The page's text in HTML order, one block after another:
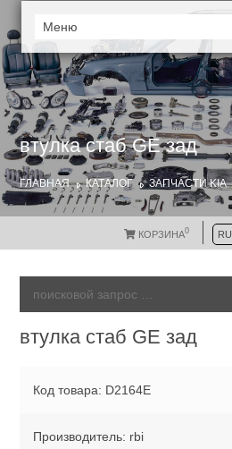
втулка стаб GE зад
ГЛАВНАЯ КАТАЛОГ ЗАПЧАСТИ KIA
КОРЗИНА0 RU
втулка стаб GE зад
Код товара: D2164E
Производитель: rbi